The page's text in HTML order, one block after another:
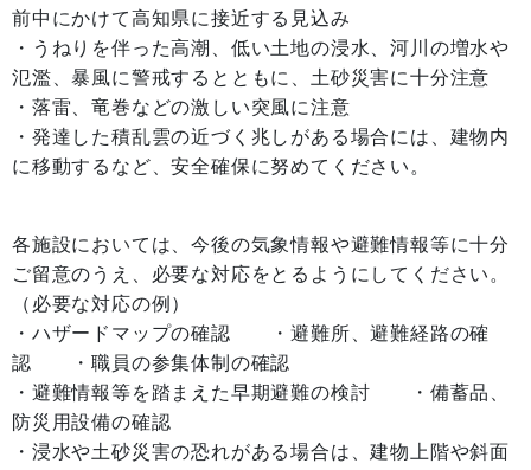
前中にかけて高知県に接近する見込み
・うねりを伴った高潮、低い土地の浸水、河川の増水や
氾濫、暴風に警戒するとともに、土砂災害に十分注意
・落雷、竜巻などの激しい突風に注意
・発達した積乱雲の近づく兆しがある場合には、建物内
に移動するなど、安全確保に努めてください。
各施設においては、今後の気象情報や避難情報等に十分
ご留意のうえ、必要な対応をとるようにしてください。
（必要な対応の例）
・ハザードマップの確認 ・避難所、避難経路の確
認 ・職員の参集体制の確認
・避難情報等を踏まえた早期避難の検討 ・備蓄品、
防災用設備の確認
・浸水や土砂災害の恐れがある場合は、建物上階や斜面